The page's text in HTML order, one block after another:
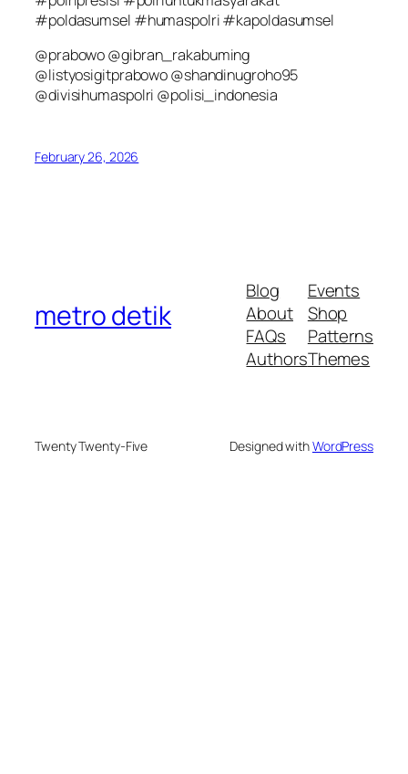
#poldasumsel #humaspolri #kapoldasumsel
@prabowo @gibran_rakabuming
@listyosigitprabowo @shandinugroho95
@divisihumaspolri @polisi_indonesia
February 26, 2026
metro detik
Blog
About
FAQs
Authors
Events
Shop
Patterns
Themes
Twenty Twenty-Five Designed withWordPress